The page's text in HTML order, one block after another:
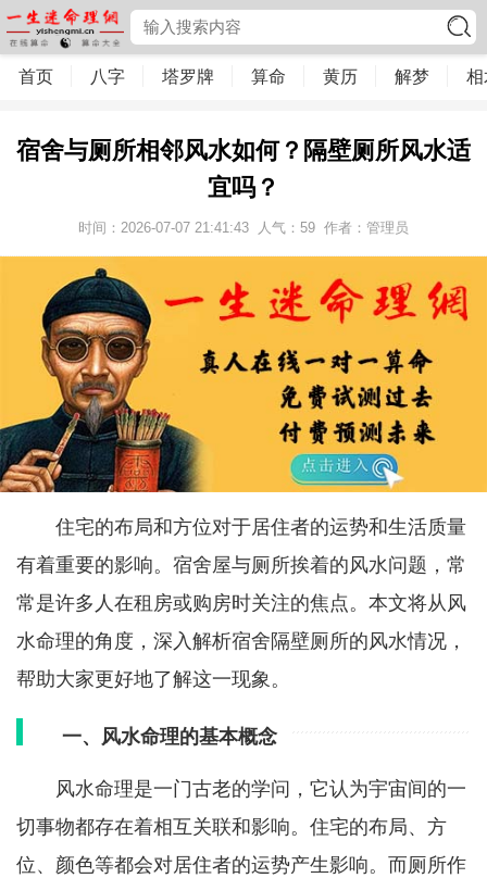
首页 八字 塔罗牌 算命 黄历 解梦 相
宿舍与厕所相邻风水如何？隔壁厕所风水适
宜吗？
时间：2026-07-07 21:41:43 人气： 59 作者：管理员
住宅的布局和方位对于居住者的运势和生活质量
有着重要的影响。宿舍屋与厕所挨着的风水问题，常
常是许多人在租房或购房时关注的焦点。本文将从风
水命理的角度，深入解析宿舍隔壁厕所的风水情况，
帮助大家更好地了解这一现象。
一、风水命理的基本概念
风水命理是一门古老的学问，它认为宇宙间的一
切事物都存在着相互关联和影响。住宅的布局、方
位、颜色等都会对居住者的运势产生影响。而厕所作